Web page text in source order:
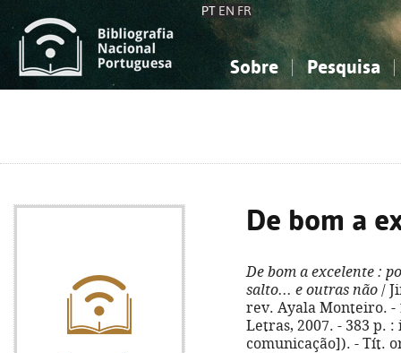
PT EN FR
Sobre Pesquisa
De bom a
De bom a excelente :
salto... e outras não /
rev. Ayala Monteiro. -
Letras, 2007. - 383 p. :
comunicação]). - Tít.